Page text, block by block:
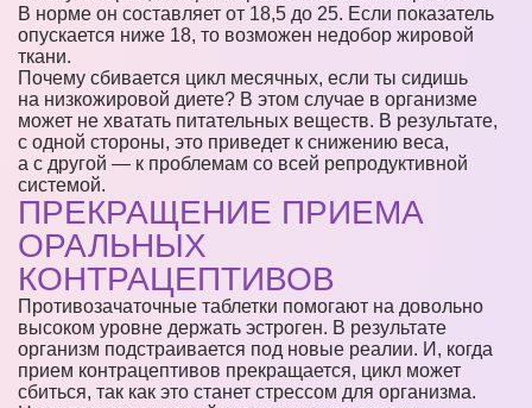
В норме он составляет от 18,5 до 25. Если показатель
опускается ниже 18, то возможен недобор жировой
ткани.
Почему сбивается цикл месячных, если ты сидишь
на низкожировой диете? В этом случае в организме
может не хватать питательных веществ. В результате,
с одной стороны, это приведет к снижению веса,
а с другой — к проблемам со всей репродуктивной
системой.
ПРЕКРАЩЕНИЕ ПРИЕМА
ОРАЛЬНЫХ
КОНТРАЦЕПТИВОВ
Противозачаточные таблетки помогают на довольно
высоком уровне держать эстроген. В результате
организм подстраивается под новые реалии. И, когда
прием контрацептивов прекращается, цикл может
сбиться, так как это станет стрессом для организма.